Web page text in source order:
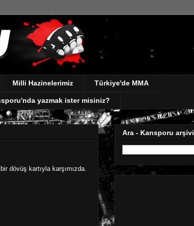
Milli Hazinelerimiz Türkiye'de MMA
yazmak ister misiniz?
dövüş kartıyla karşımızda.
Ara - Kansporu arşivi